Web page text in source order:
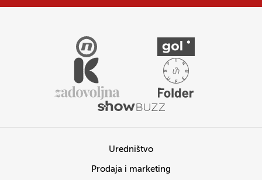
Uredništvo
Prodaja i marketing